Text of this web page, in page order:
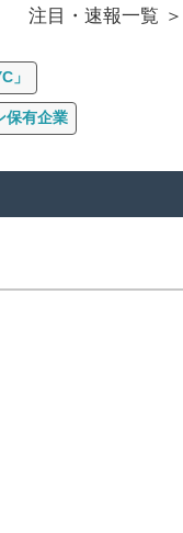
注目・速報一覧
」
保有企業